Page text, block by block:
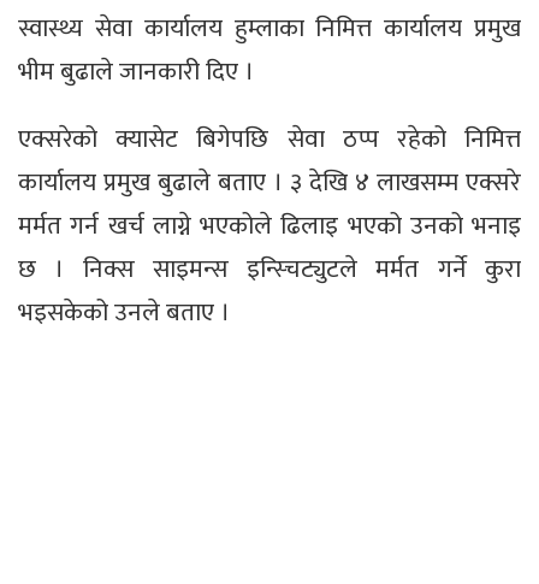
स्वास्थ्य सेवा कार्यालय हुम्लाका निमित्त कार्यालय प्रमुख
भीम बुढाले जानकारी दिए ।
एक्सरेको क्यासेट बिगेपछि सेवा ठप्प रहेको निमित्त
कार्यालय प्रमुख बुढाले बताए । ३ देखि ४ लाखसम्म एक्सरे
मर्मत गर्न खर्च लाग्ने भएकोले ढिलाइ भएको उनको भनाइ
छ । निक्स साइमन्स इन्स्चिट्युटले मर्मत गर्ने कुरा
भइसकेको उनले बताए ।